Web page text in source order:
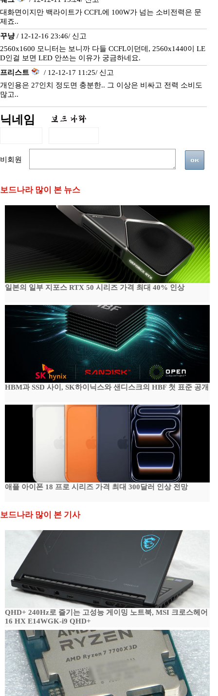
대화면이지만 백라이트가 CCFL에 100W가 넘는 소비전력은 문
제죠..
꾸냥/ 12-12-16 23:46/ 신고
2560x1600 모니터는 보니까 다들 CCFL이던데, 2560x1440이 LE
D인걸 보면 LED 안쓰는 이유가 궁금하네요.
프리스트
/ 12-12-17 11:25/ 신고
개인용은 27인치 정도면 충분한.. 그 이상은 비싸고 전력 소비도
많고..
닉네임
비회원
보드나라 많이 본 뉴스
일본의 일부 지포스 RTX 50 시리즈 가격 최대 40% 인상
HBM과 SSD 사이, SK하이닉스와 샌디스크의 HBF 첫 표준 공개
애플 아이폰 18 프로 시리즈 가격 최대 300달러 인상 전망
보드나라 많이 본 기사
QHD+ 240Hz로 즐기는 고성능 게이밍 노트북, MSI 크로스헤어
16 HX E14WGK-i9 QHD+